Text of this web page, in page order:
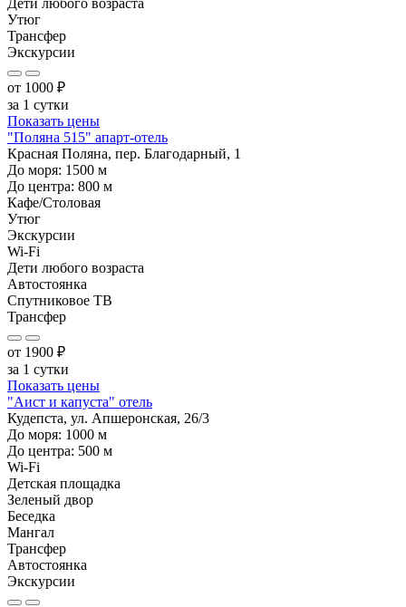
Дети любого возраста
Утюг
Трансфер
Экскурсии
от 1000 ₽
за 1 сутки
Показать цены
"Поляна 515" апарт-отель
Красная Поляна, пер. Благодарный, 1
До моря: 1500 м
До центра: 800 м
Кафе/Столовая
Утюг
Экскурсии
Wi-Fi
Дети любого возраста
Автостоянка
Спутниковое ТВ
Трансфер
от 1900 ₽
за 1 сутки
Показать цены
"Аист и капуста" отель
Кудепста, ул. Апшеронская, 26/3
До моря: 1000 м
До центра: 500 м
Wi-Fi
Детская площадка
Зеленый двор
Беседка
Мангал
Трансфер
Автостоянка
Экскурсии